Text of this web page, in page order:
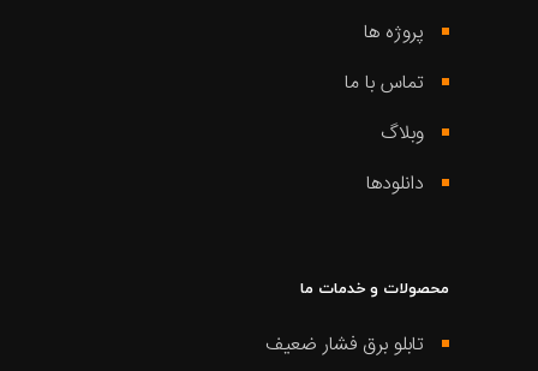
پروژه ها
تماس با ما
وبلاگ
دانلودها
محصولات و خدمات ما
تابلو برق فشار ضعیف